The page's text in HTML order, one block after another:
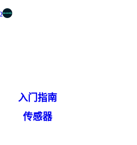
入门指南
传感器